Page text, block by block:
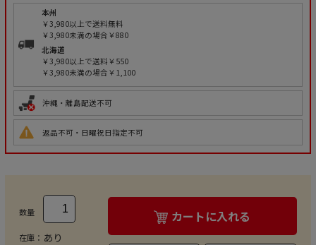
本州
￥3,980以上で送料無料
￥3,980未満の場合￥880
北海道
￥3,980以上で送料￥550
￥3,980未満の場合￥1,100
沖縄・離島配送不可
返品不可・日曜祝日指定不可
数量
在庫： あり
カートに入れる